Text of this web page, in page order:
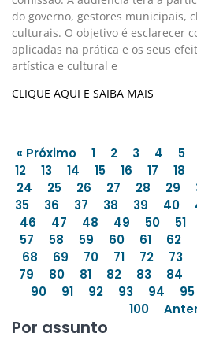
do governo, gestores municipais,
culturais. O objetivo é esclarecer
aplicadas na prática e os seus
artística e cultural e
CLIQUE AQUI E SAIBA MAIS
« Próximo 1 2 3 4 5
12
13 14 15 16 17 18
24
25 26 27 28 29
35
36 37 38 39 40
46
47 48 49 50 51
57
58 59 60 61 62
68
69 70 71 72 73
79
80 81 82 83 84
90
91 92 93 94 95
100
Por assunto